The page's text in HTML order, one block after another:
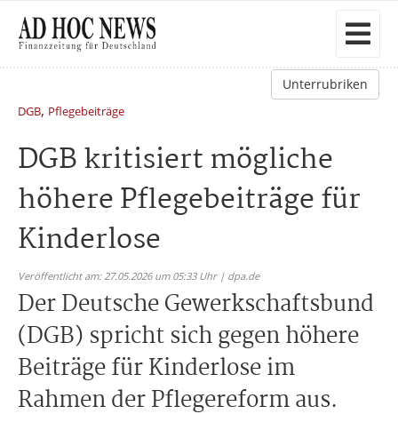
Unterrubriken
DGB, Pflegebeiträge
DGB kritisiert mögliche
höhere Pflegebeiträge für
Kinderlose
Veröffentlicht am: 27.05.2026 um 05:33 Uhr | dpa.de
Der Deutsche Gewerkschaftsbund
(DGB) spricht sich gegen höhere
Beiträge für Kinderlose im
Rahmen der Pflegereform aus.